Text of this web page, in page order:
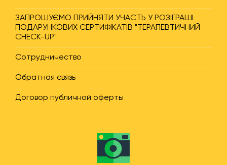
ЗАПРОШУЄМО ПРИЙНЯТИ УЧАСТЬ У РОЗІГРАШІ
ПОДАРУНКОВИХ СЕРТИФІКАТІВ "ТЕРАПЕВТИЧНИЙ
CHECK-UP"
Сотрудничество
Обратная связь
Договор публичной оферты